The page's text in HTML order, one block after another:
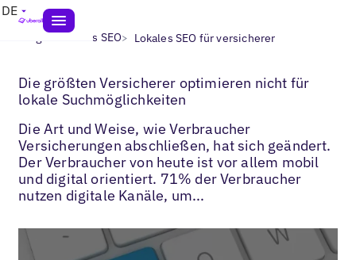
DE
Blogs> Lokales SEO> Lokales SEO für versicherer
Die größten Versicherer optimieren nicht für
lokale Suchmöglichkeiten
Die Art und Weise, wie Verbraucher
Versicherungen abschließen, hat sich geändert.
Der Verbraucher von heute ist vor allem mobil
und digital orientiert. 71% der Verbraucher
nutzen digitale Kanäle, um...